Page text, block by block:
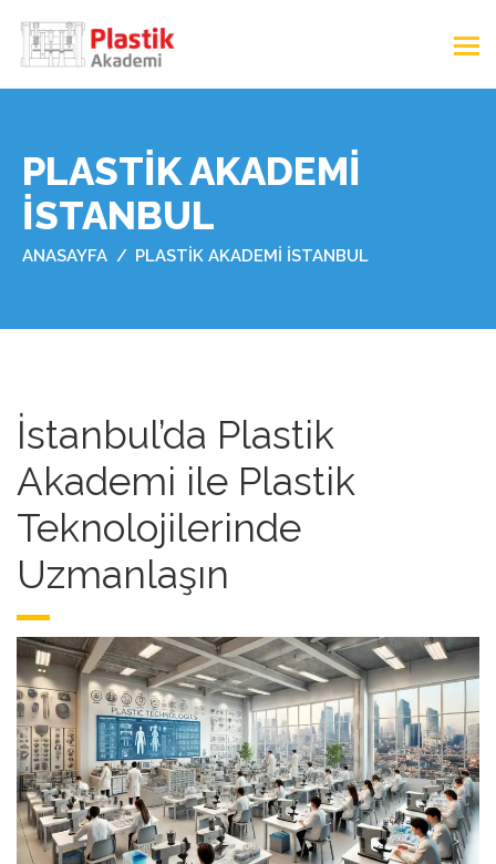
PLASTIK AKADEMI
İSTANBUL
ANASAYFA PLASTIK AKADEMI İSTANBUL
İstanbul’da Plastik
Akademi ile Plastik
Teknolojilerinde
Uzmanlaşın